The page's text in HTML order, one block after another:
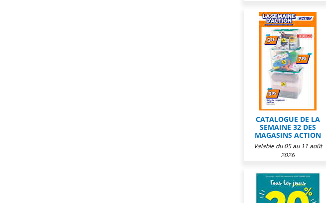
CATALOGUE DE LA
SEMAINE 32 DES
MAGASINS ACTION
Valable du 05 au 11 août
2026